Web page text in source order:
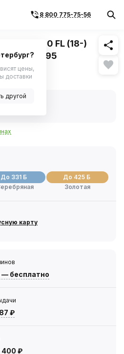
8 800 775-75-56Похожие
ВАЗ-2190 FL (18-)
LRh 0195
До 331 Б
До 425 Б
Золотая
карту
— бесплатно
₽
400 ₽
цены,
доставки
другой